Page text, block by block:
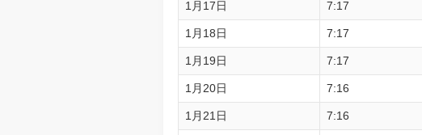
1月17日 7:17
1月18日 7:17
1月19日 7:17
1月20日 7:16
1月21日 7:16